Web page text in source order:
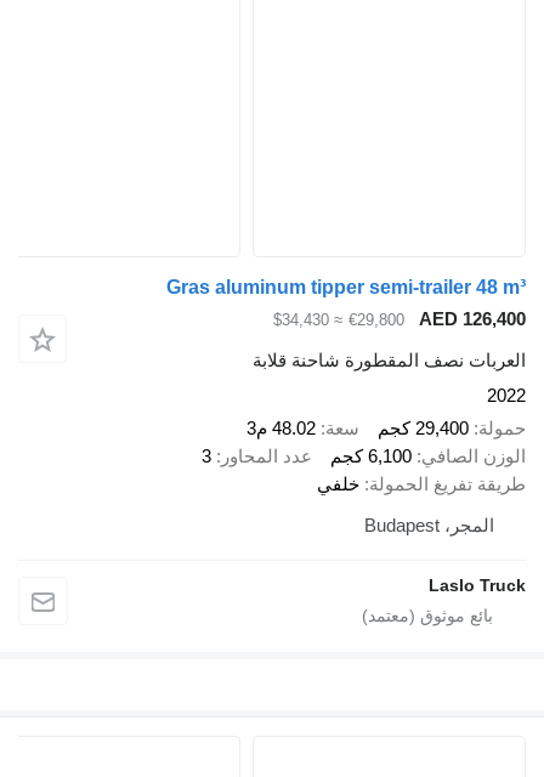
Gras aluminum tipper semi-trailer 48 m³
AED 126,400
€29,800
≈ $34,430
العربات نصف المقطورة شاحنة قلابة
2022
حمولة 29,400 كجم سعة 48.02 م3
الوزن الصافي 6,100 كجم عدد المحاور
3
طريقة تفريغ الحمولة خلفي
المجر، Budapest
Laslo Truck